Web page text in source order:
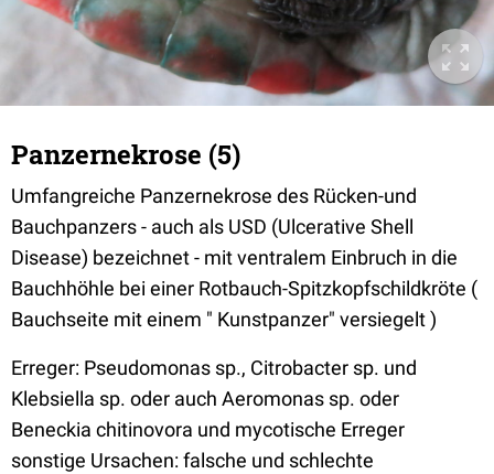
Panzernekrose (5)
Umfangreiche Panzernekrose des Rücken-und
Bauchpanzers - auch als USD (Ulcerative Shell
Disease) bezeichnet - mit ventralem Einbruch in die
Bauchhöhle bei einer Rotbauch-Spitzkopfschildkröte (
Bauchseite mit einem " Kunstpanzer" versiegelt )
Erreger: Pseudomonas sp., Citrobacter sp. und
Klebsiella sp. oder auch Aeromonas sp. oder
Beneckia chitinovora und mycotische Erreger
sonstige Ursachen: falsche und schlechte